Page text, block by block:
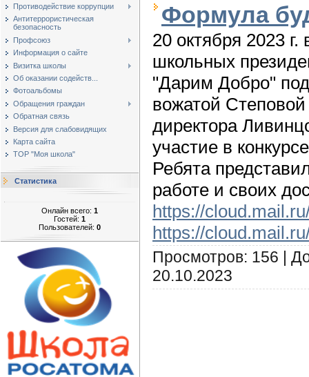
Противодействие коррупции
Антитеррористическая
безопасность
Профсоюз
Информация о сайте
Визитка школы
Об оказании содейств...
Фотоальбомы
Обращения граждан
Обратная связь
Версия для слабовидящих
Карта сайта
ТОР "Моя школа"
Статистика
Онлайн всего: 1
Гостей: 1
Пользователей: 0
Формула
20 октября 2023
школьных
"Дарим Добро"
вожатой
директора
участие в
Ребята
работе и своих
https://
https://
Просмотров: 156 |
20.10.2023